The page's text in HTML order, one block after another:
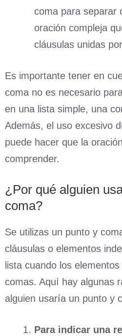
coma para separar
oración compleja
cláusulas unidas
Es importante tener en
coma no es necesario
en una lista simple, una
Además, el uso excesivo
puede hacer que la
comprender.
¿Por qué alguien
coma?
Se utilizas un punto y
cláusulas o elementos
lista cuando los
comas. Aquí hay algunas
alguien usaría un punto y
Para indicar una